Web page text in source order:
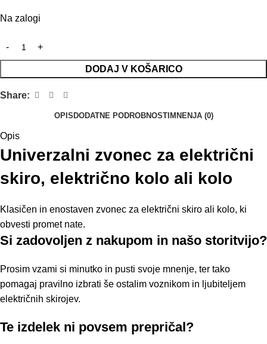
Na zalogi
DODAJ V KOŠARICO
Share:
OPIS DODATNE PODROBNOSTI MNENJA (0)
Opis
Univerzalni zvonec za električni
skiro, električno kolo ali kolo
Klasičen in enostaven zvonec za električni skiro ali kolo, ki
obvesti promet nate.
Si zadovoljen z nakupom in našo storitvijo?
Prosim vzami si minutko in pusti svoje mnenje, ter tako
pomagaj pravilno izbrati še ostalim voznikom in ljubiteljem
električnih skirojev.
Te izdelek ni povsem prepričal?